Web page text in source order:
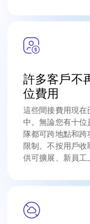
許多客戶不
位費用
這些間接費用現在
中。無論您有十位
隊都可跨地點和
限制。不按用戶
供可擴展、新員工